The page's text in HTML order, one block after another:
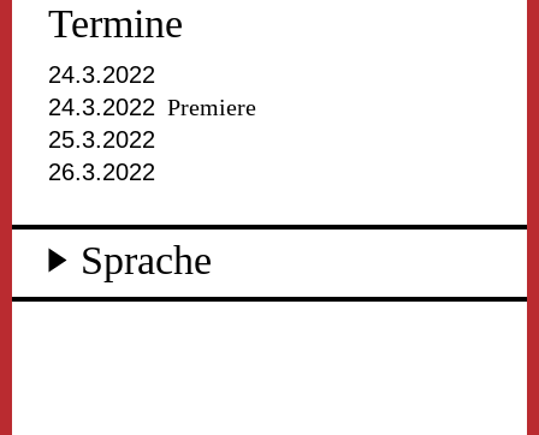
Termine
24.3.2022
24.3.2022 Premiere
25.3.2022
26.3.2022
Sprache